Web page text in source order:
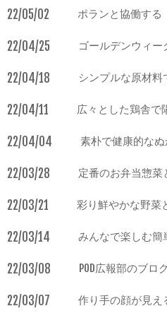
22/05/02 ポランと協働す
22/04/25 ゴールデンウィ
22/04/18 シンプルな原材
22/04/11 広々とした鶏舎
22/04/04 素朴で健康的な
22/03/28 定番のお弁当惣
22/03/21 彩り鮮やかな野
22/03/14 みんなで楽しむ
22/03/08 POD広報部のブロ
22/03/07 作り手の顔が見